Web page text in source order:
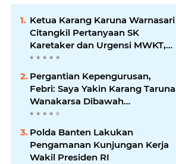
Ketua Karang Karuna Warnasari
Citangkil Pertanyaan SK
Karetaker dan Urgensi MWKT,
Saat Suasana Berduka
Pergantian Kepengurusan,
Febri: Saya Yakin Karang Taruna
Wanakarsa Dibawah
Kepemimpinan Bung Entus
Jauh Membawa Manfaat
Polda Banten Lakukan
Pengamanan Kunjungan Kerja
Wakil Presiden RI